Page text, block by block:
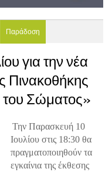
Παράδοση
για την νέα
Πινακοθήκης
Σώματος»
Την Παρασκευή 10
Ιουλίου στις 18:30 θα
πραγματοποιηθούν τα
εγκαίνια της έκθεσης